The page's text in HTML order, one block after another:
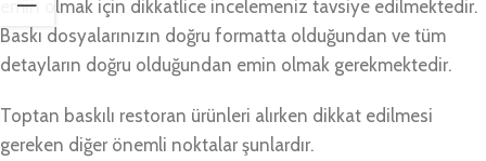
emin olmak için dikkatlice incelemeniz tavsiye edilmektedir.
Baskı dosyalarınızın doğru formatta olduğundan ve tüm
detayların doğru olduğundan emin olmak gerekmektedir.
Toptan baskılı restoran ürünleri alırken dikkat edilmesi
gereken diğer önemli noktalar şunlardır.